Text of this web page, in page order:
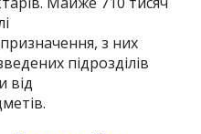
з них
підрозділів
від